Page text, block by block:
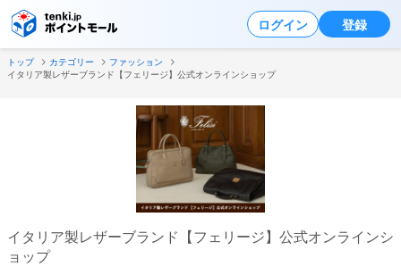
ログイン 登録
トップ カテゴリー
ファッション
イタリア製レザーブランド【フェリージ】公式オンラインショップ
イタリア製レザーブランド【フェリージ】公式オンラインシ
ョップ